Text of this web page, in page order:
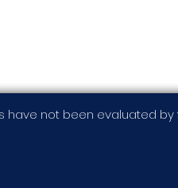
have not been evaluated by